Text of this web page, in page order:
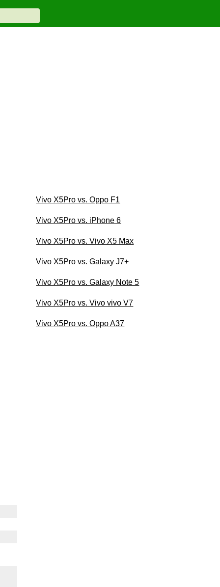
Vivo X5Pro vs. Oppo F1
Vivo X5Pro vs. iPhone 6
Vivo X5Pro vs. Vivo X5 Max
Vivo X5Pro vs. Galaxy J7+
Vivo X5Pro vs. Galaxy Note 5
Vivo X5Pro vs. Vivo vivo V7
Vivo X5Pro vs. Oppo A37